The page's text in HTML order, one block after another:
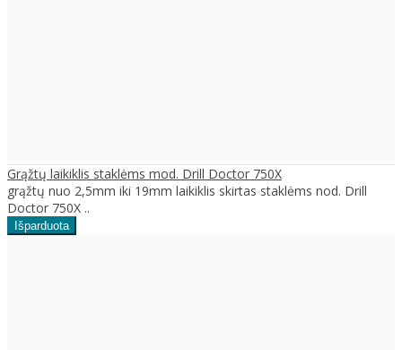
Grąžtų laikiklis staklėms mod. Drill Doctor 750X
grąžtų nuo 2,5mm iki 19mm laikiklis skirtas staklėms nod. Drill
Doctor 750X ..